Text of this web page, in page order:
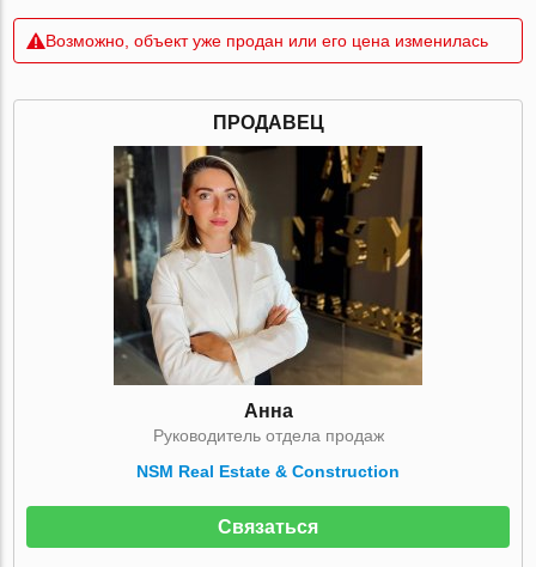
Возможно, объект уже продан или его цена изменилась
ПРОДАВЕЦ
Анна
Руководитель отдела продаж
NSM Real Estate & Construction
Связаться